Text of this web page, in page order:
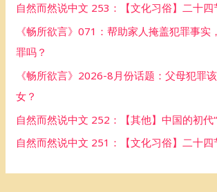
f
r
自然而然说中文 253：【文化习俗】二十
《畅所欲言》071：帮助家人掩盖犯罪事实
罪吗？
《畅所欲言》2026-8月份话题：父母犯罪
女？
自然而然说中文 252：【其他】中国的初代
自然而然说中文 251：【文化习俗】二十